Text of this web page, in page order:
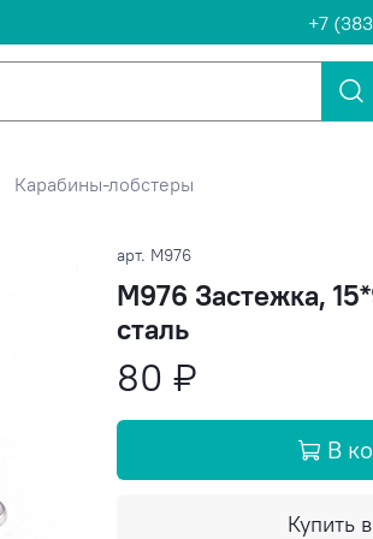
+7
Карабины-лобстеры
арт. M976
M976 Застежка,
сталь
80 ₽
В
Купить